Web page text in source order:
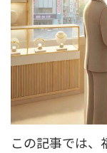
この記事では、